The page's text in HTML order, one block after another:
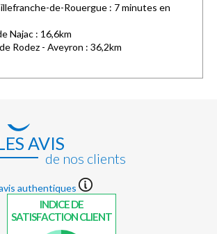
de-Rouergue : 7 minutes en
Najac : 16,6km
Rodez - Aveyron : 36,2km
AVIS
de nos clients
authentiques
INDICE DE
SATISFACTION CLIENT